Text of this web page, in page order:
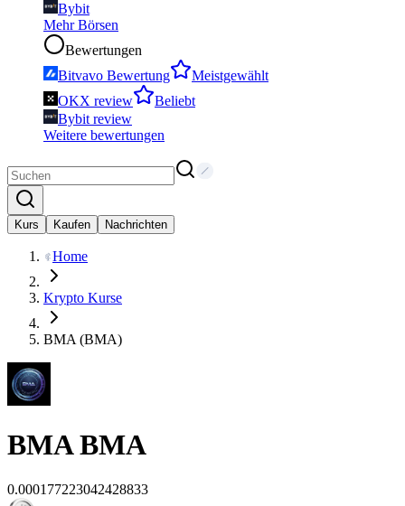
Bybit
Mehr Börsen
Bewertungen
Bitvavo Bewertung
Meistgewählt
OKX review
Beliebt
Bybit review
Weitere bewertungen
Kurs Kaufen Nachrichten
Home
Krypto Kurse
BMA (BMA)
BMA BMA
0.000177223042428833